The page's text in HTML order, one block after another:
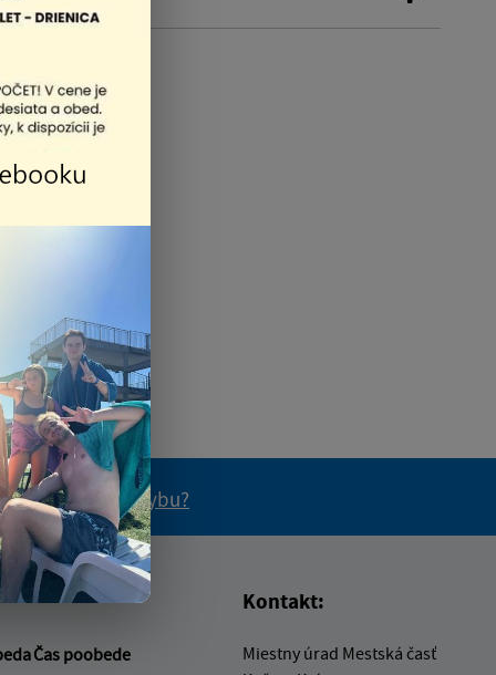
užitočné?
vás užitočné?
na stránke chybu?
Čas poobede
Kontakt:
Miestny úrad Mestská časť